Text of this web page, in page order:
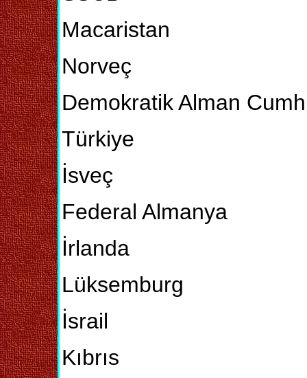
Macaristan
Norveç
Demokratik Alman
Türkiye
İsveç
Federal Almanya
İrlanda
Lüksemburg
İsrail
Kıbrıs